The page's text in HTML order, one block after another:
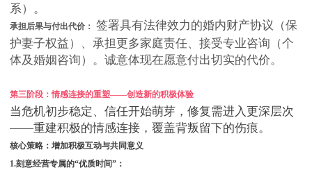
系）。
承担后果与付出代价： 签署具有法律效力的婚内财产协议（保
护妻子权益）、承担更多家庭责任、接受专业咨询（个
体及婚姻咨询）。诚意体现在愿意付出切实的代价。
第三阶段：情感连接的重塑——创造新的积极体验
当危机初步稳定、信任开始萌芽，修复需进入更深层次
——重建积极的情感连接，覆盖背叛留下的伤痕。
核心策略：增加积极互动与共同意义
1.刻意经营专属的“优质时间”：